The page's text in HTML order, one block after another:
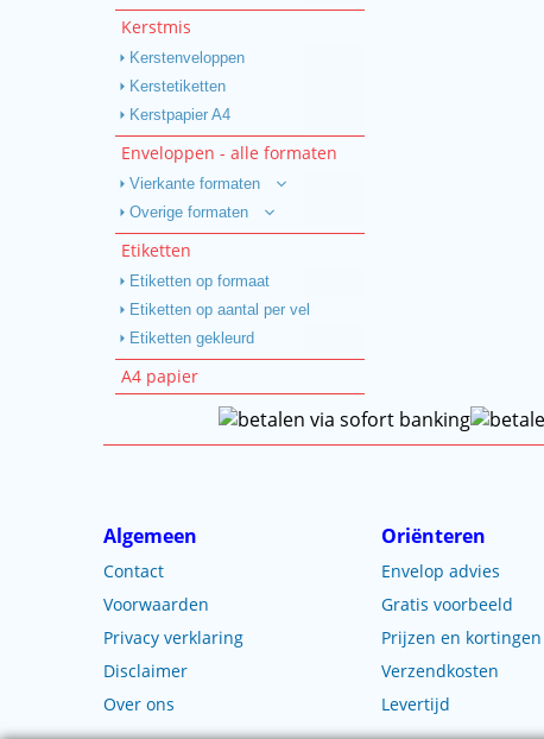
Kerstmis
Kerstenveloppen
Kerstetiketten
Kerstpapier A4
Enveloppen - alle formaten
Vierkante formaten
Overige formaten
Etiketten
Etiketten op formaat
Etiketten op aantal per vel
Etiketten gekleurd
A4 papier
Algemeen
Contact
Voorwaarden
Privacy verklaring
Disclaimer
Over ons
Oriënteren
Envelop advies
Gratis voorbeeld
Prijzen en kortingen
Verzendkosten
Levertijd